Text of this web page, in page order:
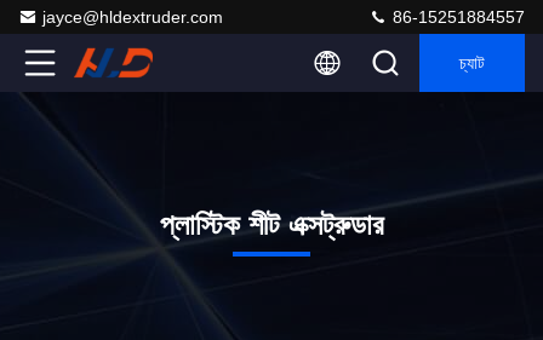
jayce@hldextruder.com 86-15251884557
চ্যাট
প্লাস্টিক শীট এক্সট্রুডার